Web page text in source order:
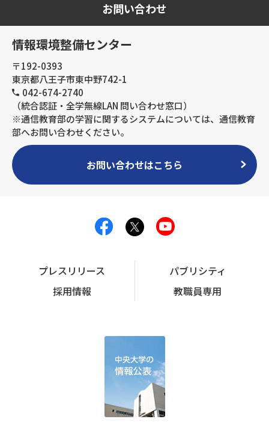
お問い合わせ
情報環境整備センター
〒192-0393
東京都八王子市東中野742-1
042-674-2740
（統合認証・全学無線LAN 問い合わせ窓口）
※通信教育部の学習に関するシステムについては、通信教育
部へお問い合わせください。
お問い合わせはこちら
プレスリリース
パブリシティ
採用情報
教職員専用